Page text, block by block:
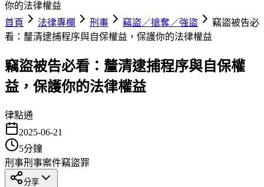
你的法律權益
首頁
法律專欄 刑事 竊盜／搶奪／強盜
竊盜被告必
看：釐清逮捕程序與自保權益，保護你的法律權益
竊盜被告必看：釐清逮捕程序與自保權
益，保護你的法律權益
律點通
2025-06-21
5分鐘
刑事刑事案件竊盜罪
分享